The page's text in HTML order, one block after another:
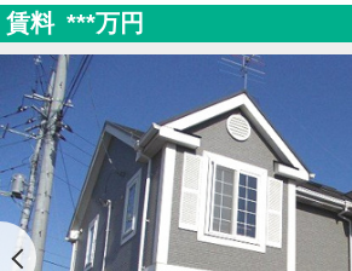
賃料 ***万円